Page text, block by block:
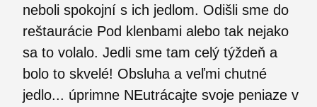
neboli spokojní s ich jedlom. Odišli sme do
reštaurácie Pod klenbami alebo tak nejako
sa to volalo. Jedli sme tam celý týždeň a
bolo to skvelé! Obsluha a veľmi chutné
jedlo... úprimne NEutrácajte svoje peniaze v